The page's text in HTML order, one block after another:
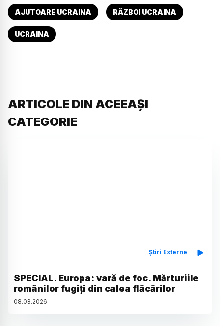
AJUTOARE UCRAINA RĂZBOI UCRAINA
UCRAINA
ARTICOLE DIN ACEEAȘI
CATEGORIE
Știri Externe
SPECIAL. Europa: vară de foc. Mărturiile
românilor fugiți din calea flăcărilor
08.08.2026